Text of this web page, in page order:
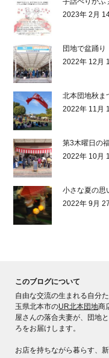
2023年 2月
団地で盆踊り
2022年 12月
北本団地秋ま
2022年 11月
第3木曜日の
2022年 10月
小さな夏の思
2022年 9月
このブログについて
自由な交流の生まれる自分
玉県北本市のUR北本団地商
屋さんの落合夫妻が、団地
ろをお届けします。
お店を持ちながら暮らす、